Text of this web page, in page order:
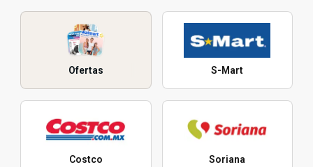
Ofertas S-Mart
Costco Soriana